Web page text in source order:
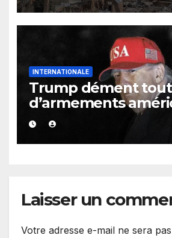
INTERNATIONALE
Trump dément
d’armements
s’en prend aux
Laisser un
Votre adresse e-mail ne sera